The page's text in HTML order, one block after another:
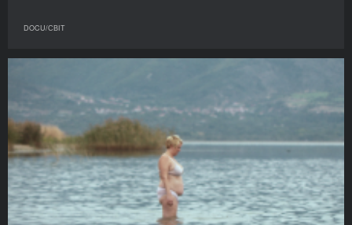
DOCU/СВІТ